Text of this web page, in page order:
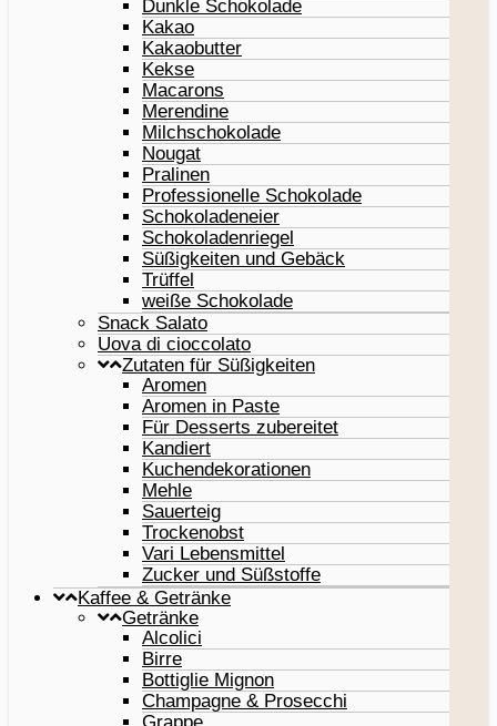
Dunkle Schokolade
Kakao
Kakaobutter
Kekse
Macarons
Merendine
Milchschokolade
Nougat
Pralinen
Professionelle Schokolade
Schokoladeneier
Schokoladenriegel
Süßigkeiten und Gebäck
Trüffel
weiße Schokolade
Snack Salato
Uova di cioccolato
Zutaten für Süßigkeiten
Aromen
Aromen in Paste
Für Desserts zubereitet
Kandiert
Kuchendekorationen
Mehle
Sauerteig
Trockenobst
Vari Lebensmittel
Zucker und Süßstoffe
Kaffee & Getränke
Getränke
Alcolici
Birre
Bottiglie Mignon
Champagne & Prosecchi